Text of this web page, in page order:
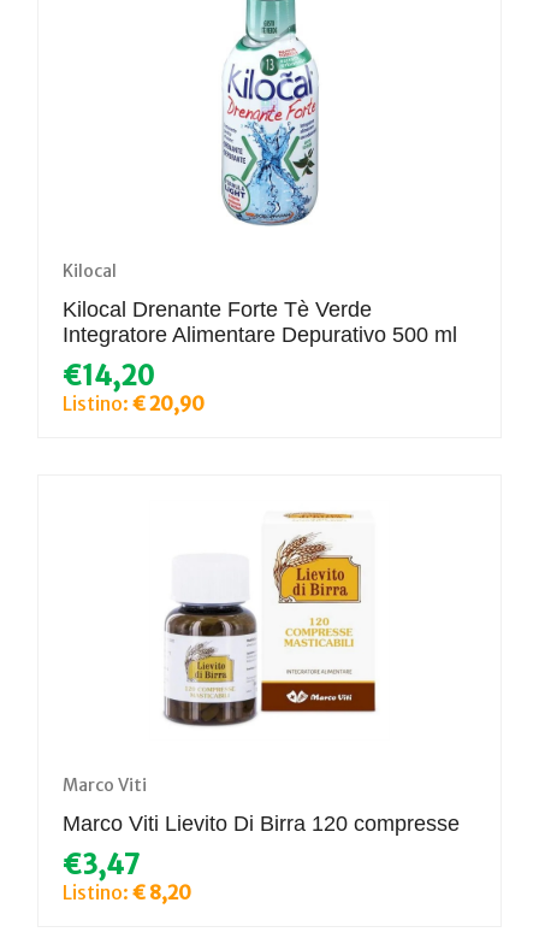
Kilocal
Kilocal Drenante Forte Tè Verde
Integratore Alimentare Depurativo 500 ml
€14,20
Listino: € 20,90
Marco Viti
Marco Viti Lievito Di Birra 120 compresse
€3,47
Listino: € 8,20